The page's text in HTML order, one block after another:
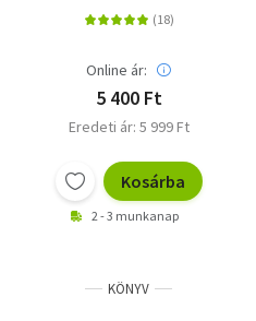
Online ár:
5 400 Ft
Eredeti ár: 5 999 Ft
Kosárba
2 - 3 munkanap
KÖNYV